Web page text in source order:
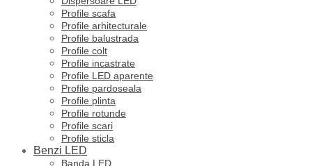
Profile scafa
Profile arhitecturale
Profile balustrada
Profile colt
Profile incastrate
Profile LED aparente
Profile pardoseala
Profile plinta
Profile rotunde
Profile scari
Profile sticla
Benzi LED
Banda LED